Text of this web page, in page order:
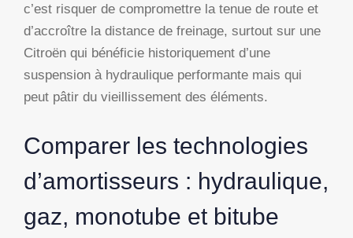
c’est risquer de compromettre la tenue de route et
d’accroître la distance de freinage, surtout sur une
Citroën qui bénéficie historiquement d’une
suspension à hydraulique performante mais qui
peut pâtir du vieillissement des éléments.
Comparer les technologies
d’amortisseurs : hydraulique,
gaz, monotube et bitube